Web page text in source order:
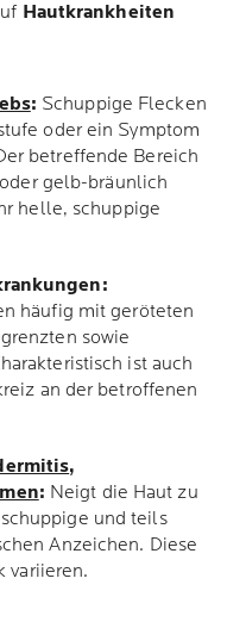
Hautkrankheiten
: Schuppige Flecken
oder ein Symptom
betreffende Bereich
gelb-bräunlich
helle, schuppige
häufig mit geröteten
sowie
ist auch
an der betroffenen
,
: Neigt die Haut zu
und teils
Anzeichen. Diese
variieren.